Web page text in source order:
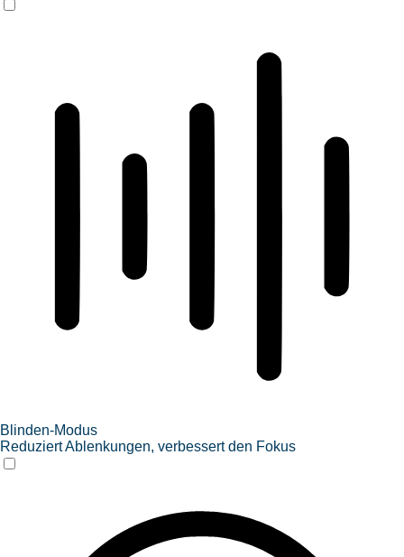
Blinden-Modus
Reduziert Ablenkungen, verbessert den Fokus